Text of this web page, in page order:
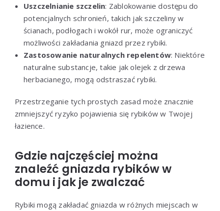
Uszczelnianie szczelin: Zablokowanie dostępu do
potencjalnych schronień, takich jak szczeliny w
ścianach, podłogach i wokół rur, może ograniczyć
możliwości zakładania gniazd przez rybiki.
Zastosowanie naturalnych repelentów: Niektóre
naturalne substancje, takie jak olejek z drzewa
herbacianego, mogą odstraszać rybiki.
Przestrzeganie tych prostych zasad może znacznie
zmniejszyć ryzyko pojawienia się rybików w Twojej
łazience.
Gdzie najczęściej można
znaleźć gniazda rybików w
domu i jak je zwalczać
Rybiki mogą zakładać gniazda w różnych miejscach w